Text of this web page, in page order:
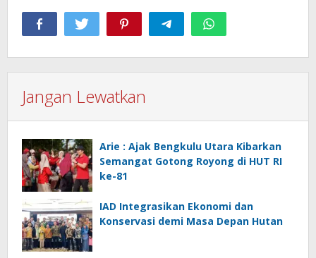
Jangan Lewatkan
Arie : Ajak Bengkulu Utara Kibarkan
Semangat Gotong Royong di HUT RI
ke-81
IAD Integrasikan Ekonomi dan
Konservasi demi Masa Depan Hutan